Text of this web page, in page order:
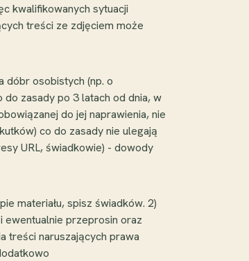
kwalifikowanych sytuacji
treści ze zdjęciem może
dóbr osobistych (np. o
zasady po 3 latach od dnia, w
do jej naprawienia, nie
co do zasady nie ulegają
URL, świadkowie) - dowody
materiału, spisz świadków. 2)
ewentualnie przeprosin oraz
treści naruszających prawa